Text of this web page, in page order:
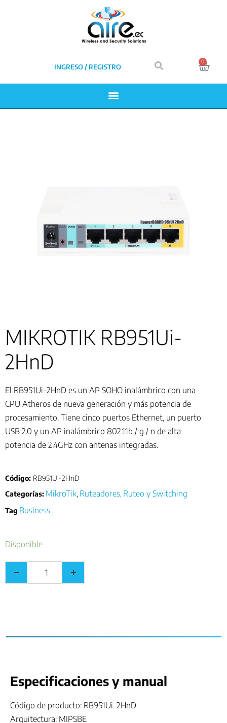
INGRESO / REGISTRO
0
MIKROTIK RB951Ui-
2HnD
El RB951Ui-2HnD es un AP SOHO inalámbrico con una
CPU Atheros de nueva generación y más potencia de
procesamiento. Tiene cinco puertos Ethernet, un puerto
USB 2.0 y un AP inalámbrico 802.11b / g / n de alta
potencia de 2.4GHz con antenas integradas.
Código: RB951Ui-2HnD
Categorías: MikroTik Ruteadores Ruteo y Switching
Tag Business
Disponible
Especificaciones y manual
Código de producto: RB951Ui-2HnD
Arquitectura: MIPSBE